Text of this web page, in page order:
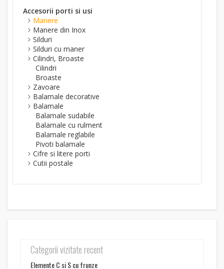
Accesorii porti si usi
Manere
Manere din Inox
Silduri
Silduri cu maner
Cilindri, Broaste
Cilindri
Broaste
Zavoare
Balamale decorative
Balamale
Balamale sudabile
Balamale cu rulment
Balamale reglabile
Pivoti balamale
Cifre si litere porti
Cutii postale
Categorii vizitate recent
Elemente C si S cu frunze